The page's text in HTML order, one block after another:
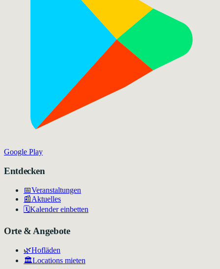
Google Play
Entdecken
📅Veranstaltungen
📰Aktuelles
🗓️Kalender einbetten
Orte & Angebote
🌿Hofläden
🏛️Locations mieten